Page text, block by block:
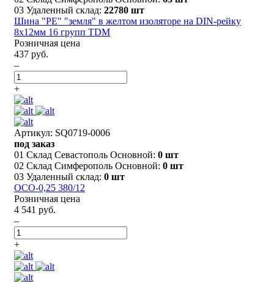
03 Удаленный склад: 22780 шт
Шина "PE" "земля" в желтом изоляторе на DIN-рейку
8x12мм 16 групп TDM
Розничная цена
437 руб.
–
+
Артикул: SQ0719-0006
под заказ
01 Склад Севастополь Основной: 0 шт
02 Склад Симферополь Основной: 0 шт
03 Удаленный склад: 0 шт
ОСО-0,25 380/12
Розничная цена
4 541 руб.
–
+